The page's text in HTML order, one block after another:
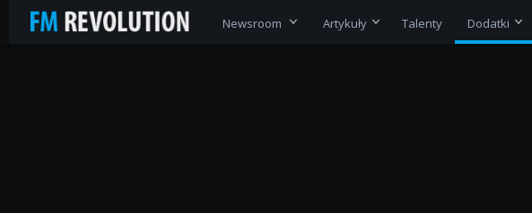
Newsroom Artykuły Talenty Dodatki